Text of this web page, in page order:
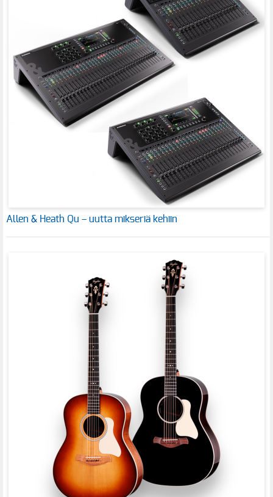
Allen & Heath Qu – uutta mikseriä kehiin